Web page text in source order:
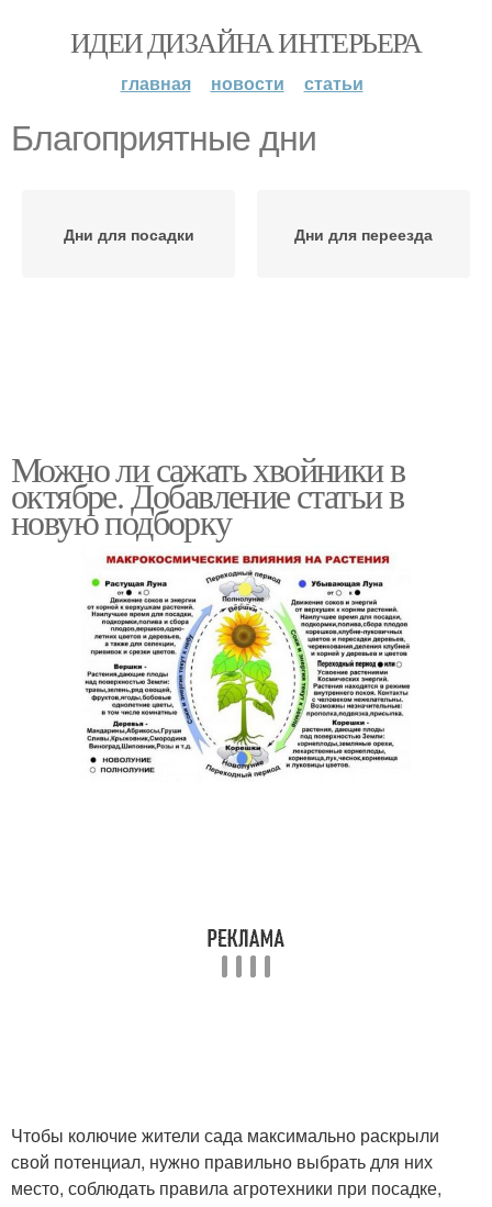
ИДЕИ ДИЗАЙНА ИНТЕРЬЕРА
главная новости статьи
Благоприятные дни
Дни для посадки Дни для переезда
Можно ли сажать хвойники в
октябре. Добавление статьи в
новую подборку
Чтобы колючие жители сада максимально раскрыли
свой потенциал, нужно правильно выбрать для них
место, соблюдать правила агротехники при посадке,